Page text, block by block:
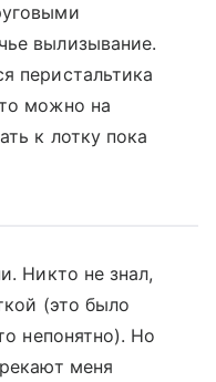
вылизывание.
перистальтика
можно на
к лотку пока
Никто не знал,
(это было
непонятно). Но
меня